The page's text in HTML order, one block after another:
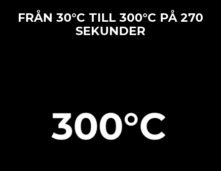
FRÅN 30°C TILL 300°C PÅ 270
SEKUNDER